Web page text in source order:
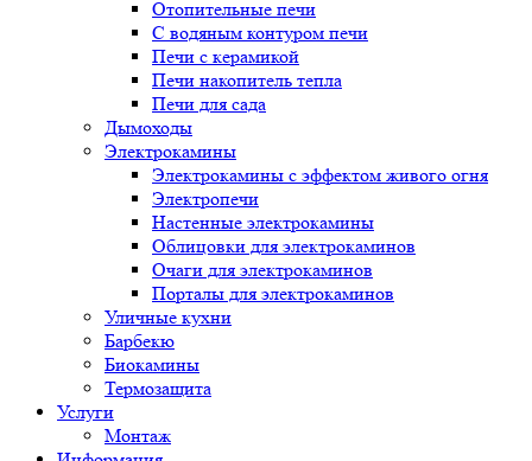
Отопительные печи
С водяным контуром печи
Печи с керамикой
Печи накопитель тепла
Печи для сада
Дымоходы
Электрокамины
Электрокамины с эффектом живого огня
Электропечи
Настенные электрокамины
Облицовки для электрокаминов
Очаги для электрокаминов
Порталы для электрокаминов
Уличные кухни
Барбекю
Биокамины
Термозащита
Услуги
Монтаж